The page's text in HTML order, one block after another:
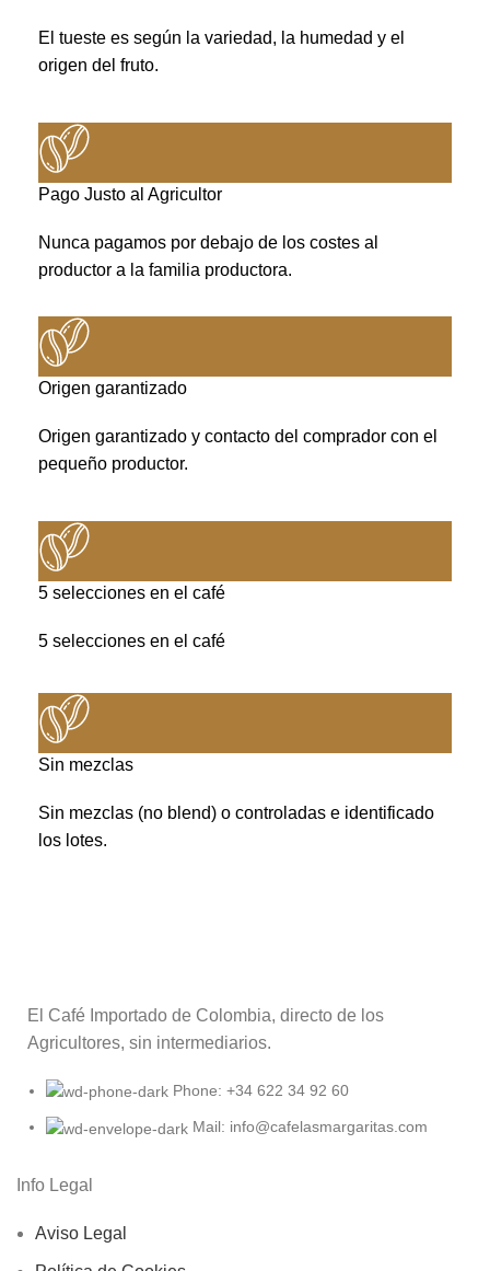
El tueste es según la variedad, la humedad y el
origen del fruto.
Pago Justo al Agricultor
Nunca pagamos por debajo de los costes al
productor a la familia productora.
Origen garantizado
Origen garantizado y contacto del comprador con el
pequeño productor.
5 selecciones en el café
5 selecciones en el café
Sin mezclas
Sin mezclas (no blend) o controladas e identificado
los lotes.
El Café Importado de Colombia, directo de los
Agricultores, sin intermediarios.
Phone: +34 622 34 92 60
Mail: info@cafelasmargaritas.com
Info Legal
Aviso Legal